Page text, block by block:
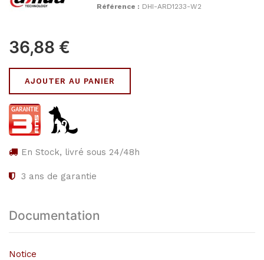
Référence : DHI-ARD1233-W2
36,88 €
AJOUTER AU PANIER
En Stock, livré sous 24/48h
3 ans de garantie
Documentation
Notice